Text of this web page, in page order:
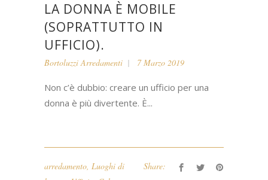
LA DONNA È MOBILE
(SOPRATTUTTO IN
UFFICIO).
Bortoluzzi Arredamenti 7 Marzo 2019
Non c’è dubbio: creare un ufficio per una
donna è più divertente. È...
arredamento, Luoghi di
Share: